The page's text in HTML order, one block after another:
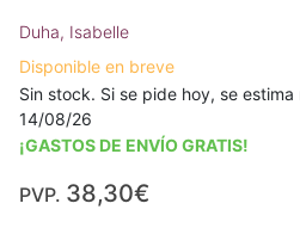
Duha, Isabelle
Disponible en breve
Sin stock. Si se pide hoy, se
14/08/26
¡GASTOS DE ENVÍO GRATIS!
PVP. 38,30€